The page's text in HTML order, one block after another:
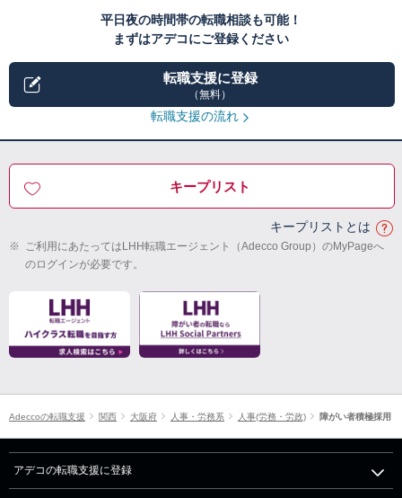
平日夜の時間帯の転職相談も可能！
まずはアデコにご登録ください
転職支援に登録
（無料）
転職支援の流れ
キープリスト
キープリストとは
※ ご利用にあたってはLHH転職エージェント（Adecco Group）のMyPageへ
のログインが必要です。
Adeccoの転職支援 関西 大阪府 人事・労務系 人事(労務・労政) 障がい者積極採用
アデコの転職支援に登録